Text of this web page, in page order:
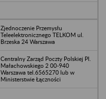
Zjednoczenie Przemysłu
Teleelektronicznego TELKOM ul.
Brzeska 24 Warszawa
Centralny Zarząd Poczty Polskiej Pl.
Małachowskiego 2 00-940
Warszawa tel.6565270 lub w
Ministerstwie Łączności